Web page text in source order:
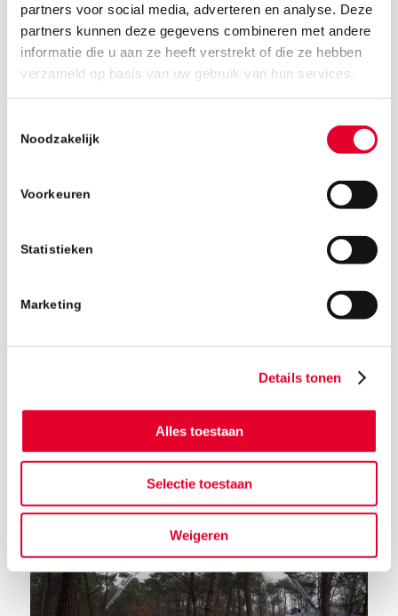
partners voor social media, adverteren en analyse. Deze
partners kunnen deze gegevens combineren met andere
informatie die u aan ze heeft verstrekt of die ze hebben
verzameld op basis van uw gebruik van hun services.
Noodzakelijk
Voorkeuren
Statistieken
Marketing
Details tonen
Alles toestaan
Selectie toestaan
Weigeren
18 maart 2019